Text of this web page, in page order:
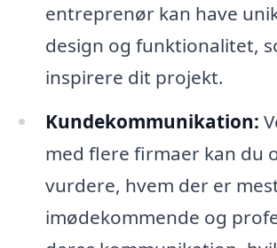
entreprenør kan have
design og funktionalitet,
inspirere dit projekt.
Kundekommunikation:
med flere firmaer kan du
vurdere, hvem der er
imødekommende og